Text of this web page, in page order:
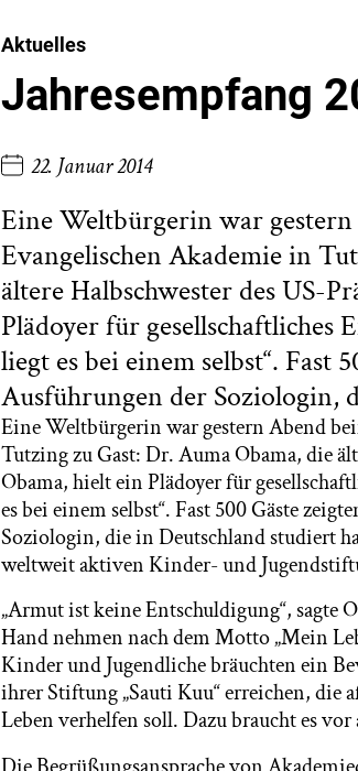
Aktuelles
Jahresempfang
22. Januar 2014
Eine Weltbürgerin war
Evangelischen Akademie in
ältere Halbschwester des US-
Plädoyer für gesellschaftliches
liegt es bei einem selbst“. Fast
Ausführungen der
Eine Weltbürgerin war gestern Abend
Tutzing zu Gast: Dr. Auma Obama, die
Obama, hielt ein Plädoyer für
es bei einem selbst“. Fast 500 Gäste
Soziologin, die in Deutschland studiert
weltweit aktiven Kinder- und
„Armut ist keine Entschuldigung“, sagte
Hand nehmen nach dem Motto „Mein
Kinder und Jugendliche bräuchten ein
ihrer Stiftung „Sauti Kuu“ erreichen,
Leben verhelfen soll. Dazu braucht es